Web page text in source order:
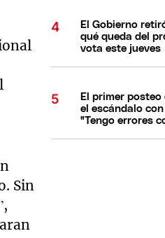
Sin
El Gobierno
qué queda del
vota este jueves
El primer
el escándalo
"Tengo errores